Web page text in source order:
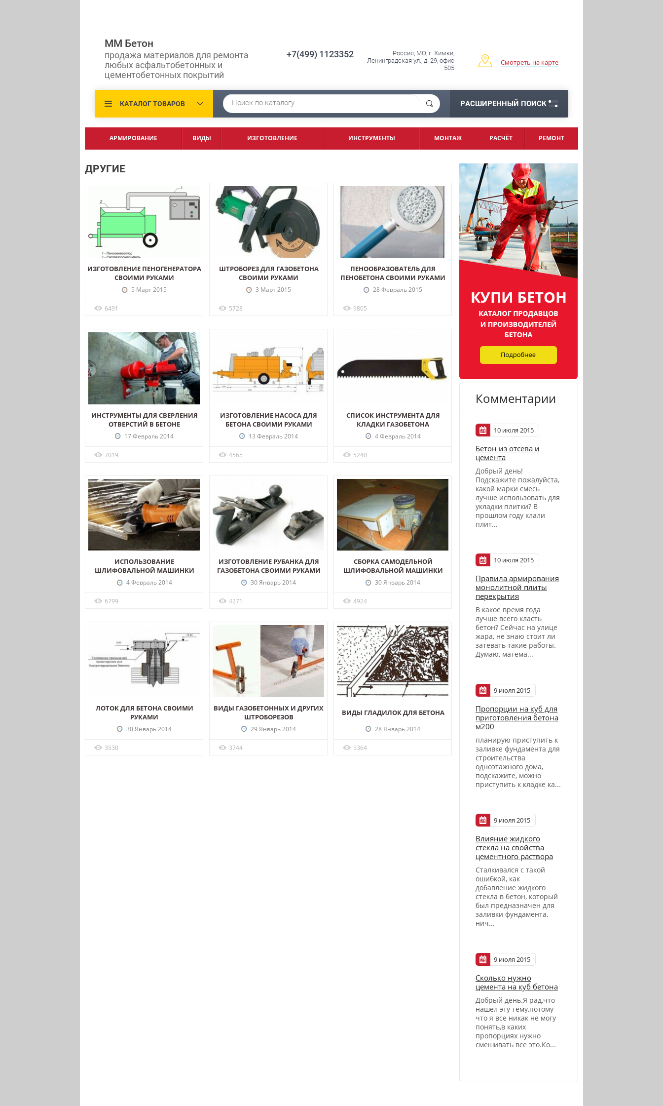
ММ Бетон
продажа материалов для ремонта
любых асфальтобетонных и
цементобетонных покрытий
+7(499) 1123352
Россия, МО, г. Химки,
Ленинградская ул., д. 29, офис
505
Смотреть на карте
КАТАЛОГ ТОВАРОВ РАСШИРЕННЫЙ ПОИСК
АРМИРОВАНИЕ ВИДЫ ИЗГОТОВЛЕНИЕ ИНСТРУМЕНТЫ МОНТАЖ РАСЧЁТ РЕМОНТ
Комментарии
10 июля 2015
Бетон из отсева и
цемента
Добрый день!
Подскажите пожалуйста,
какой марки смесь
лучше использовать для
укладки плитки? В
прошлом году клали
плит...
10 июля 2015
Правила армирования
монолитной плиты
перекрытия
В какое время года
лучше всего класть
бетон? Сейчас на улице
жара, не знаю стоит ли
затевать такие работы.
Думаю, матема...
9 июля 2015
Пропорции на куб для
приготовления бетона
м200
планирую приступить к
заливке фундамента для
строительства
одноэтажного дома,
подскажите, можно
приступить к кладке ка...
9 июля 2015
Влияние жидкого
стекла на свойства
цементного раствора
Сталкивался с такой
ошибкой, как
добавление жидкого
стекла в бетон, который
был предназначен для
заливки фундамента,
нич...
9 июля 2015
Сколько нужно
цемента на куб бетона
Добрый день.Я рад,что
нашел эту тему,потому
что я все никак не могу
понять,в каких
пропорциях нужно
смешивать все это.Ко...
ДРУГИЕ
ИЗГОТОВЛЕНИЕ ПЕНОГЕНЕРАТОРА
СВОИМИ РУКАМИ
5 Март 2015
6491
ШТРОБОРЕЗ ДЛЯ ГАЗОБЕТОНА
СВОИМИ РУКАМИ
3 Март 2015
5728
ПЕНООБРАЗОВАТЕЛЬ ДЛЯ
ПЕНОБЕТОНА СВОИМИ РУКАМИ
28 Февраль 2015
9805
ИНСТРУМЕНТЫ ДЛЯ СВЕРЛЕНИЯ
ОТВЕРСТИЙ В БЕТОНЕ
17 Февраль 2014
7019
ИЗГОТОВЛЕНИЕ НАСОСА ДЛЯ
БЕТОНА СВОИМИ РУКАМИ
13 Февраль 2014
4565
СПИСОК ИНСТРУМЕНТА ДЛЯ
КЛАДКИ ГАЗОБЕТОНА
4 Февраль 2014
5240
ИСПОЛЬЗОВАНИЕ
ШЛИФОВАЛЬНОЙ МАШИНКИ
4 Февраль 2014
6799
ИЗГОТОВЛЕНИЕ РУБАНКА ДЛЯ
ГАЗОБЕТОНА СВОИМИ РУКАМИ
30 Январь 2014
4271
СБОРКА САМОДЕЛЬНОЙ
ШЛИФОВАЛЬНОЙ МАШИНКИ
30 Январь 2014
4924
ЛОТОК ДЛЯ БЕТОНА СВОИМИ
РУКАМИ
30 Январь 2014
3530
ВИДЫ ГАЗОБЕТОННЫХ И ДРУГИХ
ШТРОБОРЕЗОВ
29 Январь 2014
3744
ВИДЫ ГЛАДИЛОК ДЛЯ БЕТОНА
28 Январь 2014
5364